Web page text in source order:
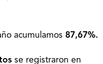
acumulamos 87,67%.
se registraron en